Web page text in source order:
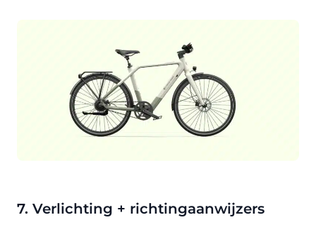
7. Verlichting + richtingaanwijzers